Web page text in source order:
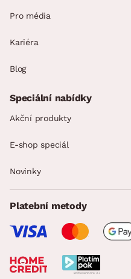
Pro média
Kariéra
Blog
Speciální nabídky
Akční produkty
E-shop speciál
Novinky
Platební metody